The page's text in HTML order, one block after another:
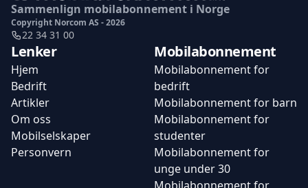
Sammenlign mobilabonnement i Norge
Copyright Norcom AS - 2026
22 34 31 00
Lenker
Hjem
Bedrift
Artikler
Om oss
Mobilselskaper
Personvern
Mobilabonnement
Mobilabonnement for
bedrift
Mobilabonnement for barn
Mobilabonnement for
studenter
Mobilabonnement for
unge under 30